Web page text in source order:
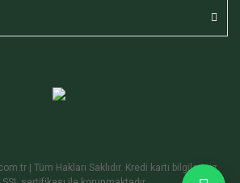
| Tüm Hakları Saklıdır. Kredi kartı bilgileriniz